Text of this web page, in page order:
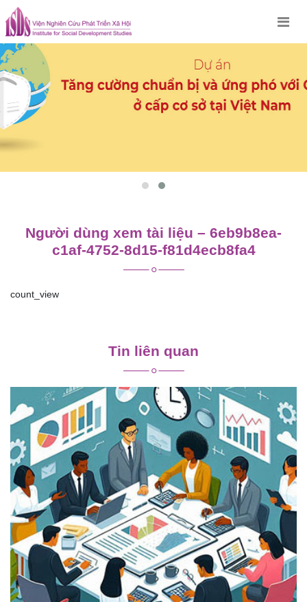
Skip
to
content
Người dùng xem tài liệu – 6eb9b8ea-
c1af-4752-8d15-f81d4ecb8fa4
count_view
viết
Tin liên quan